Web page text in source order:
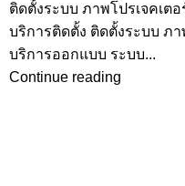
ติดตั้งระบบ ภาพโปรเจคเต
บริการติดตั้ง ติดตั้งระบบ ภา
บริการออกแบบ ระบบ...
Continue reading